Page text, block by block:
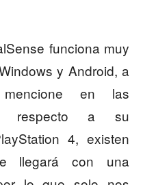
funciona muy
y Android, a
en las
respecto a su
4, existen
llegará con una